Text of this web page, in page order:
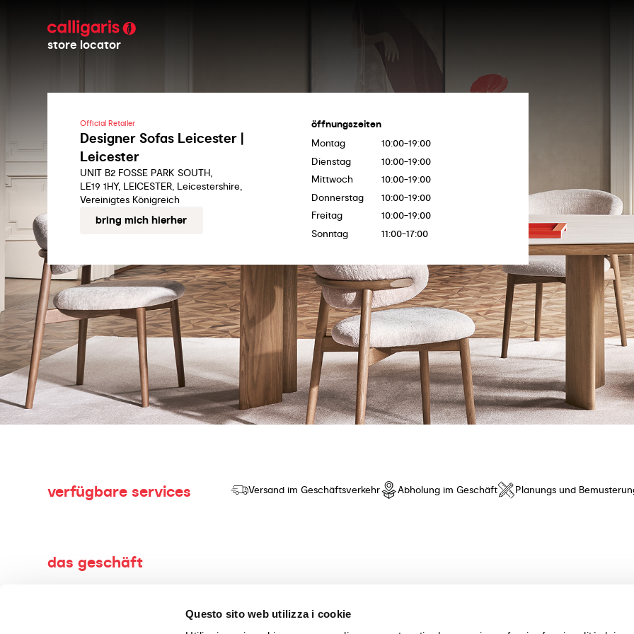
Questo sito web utilizza i cookie
store locator
Official Retailer
Designer Sofas Leicester |
Leicester
UNIT B2 FOSSE PARK SOUTH,
LE19 1HY, LEICESTER, Leicestershire,
Vereinigtes Königreich
bring mich hierher
öffnungszeiten
Montag
10:00-19:00
Dienstag
10:00-19:00
Mittwoch
10:00-19:00
Donnerstag
10:00-19:00
Freitag
10:00-19:00
Sonntag
11:00-17:00
verfügbare services Versand im Geschäftsverkehr Abholung im Geschäft Planungs und
das geschäft
Willkommen in der Welt von Calligaris, dem Möbelgeschäft Ihres Vertrauens! Wir bieten eine exklusive Auswahl an Möbeln und
Herstellung und dem Verkauf von hochwertigen Produkten mit innovativem Design und besonderem Komfort. Entdecken Sie